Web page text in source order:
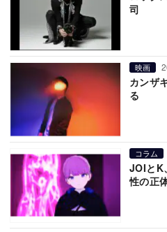
司
映画
カンザ
る
コラム
JOIとK
性の正